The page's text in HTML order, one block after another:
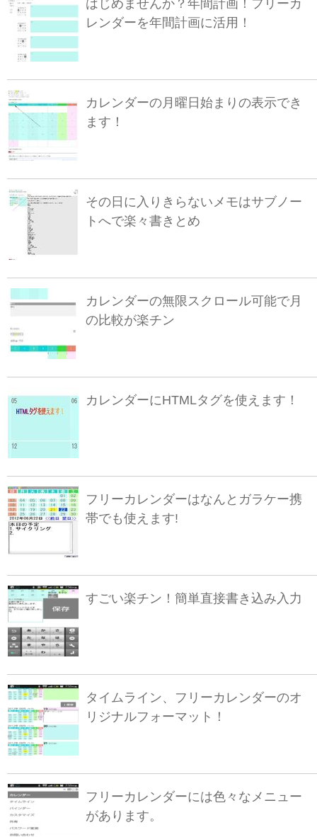
はじめませんか？年間計画！フリーカ
レンダーを年間計画に活用！
カレンダーの月曜日始まりの表示でき
ます！
その日に入りきらないメモはサブノー
トへで楽々書きとめ
カレンダーの無限スクロール可能で月
の比較が楽チン
カレンダーにHTMLタグを使えます！
フリーカレンダーはなんとガラケー携
帯でも使えます!
すごい楽チン！簡単直接書き込み入力
タイムライン、フリーカレンダーのオ
リジナルフォーマット！
フリーカレンダーには色々なメニュー
があります。